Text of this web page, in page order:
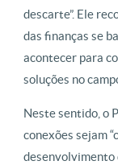
descarte”. Ele
das finanças se
acontecer para
soluções no
Neste sentido, o
conexões sejam
desenvolvimento